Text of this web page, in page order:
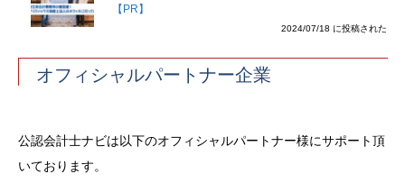
【PR】
2024/07/18 に投稿された
オフィシャルパートナー企業
公認会計士ナビは以下のオフィシャルパートナー様にサポート頂
いております。